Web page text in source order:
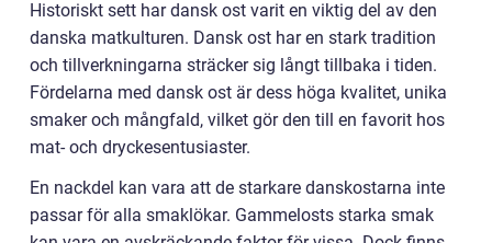
Historiskt sett har dansk ost varit en viktig del av den
danska matkulturen. Dansk ost har en stark tradition
och tillverkningarna sträcker sig långt tillbaka i tiden.
Fördelarna med dansk ost är dess höga kvalitet, unika
smaker och mångfald, vilket gör den till en favorit hos
mat- och dryckesentusiaster.
En nackdel kan vara att de starkare danskostarna inte
passar för alla smaklökar. Gammelosts starka smak